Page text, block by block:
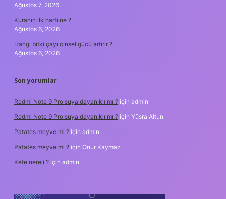
Ağustos 7, 2026
Kuranın ilk harfi ne ?
Ağustos 6, 2026
Hangi bitki çayı cinsel gücü artırır ?
Ağustos 6, 2026
Son yorumlar
Redmi Note 9 Pro suya dayanıklı mı ? için admin
Redmi Note 9 Pro suya dayanıklı mı ? için Yüsra Altun
Patates meyve mi ? için admin
Patates meyve mi ? için Onur Kaymaz
Kete nereli ? için admin